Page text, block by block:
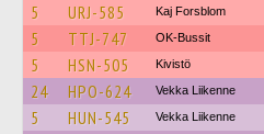
5 URJ-585 Kaj Forsblom
5 TTJ-747 OK-Bussit
5 HSN-505 Kivistö
24 HPO-624 Vekka Liikenne
5 HUN-545 Vekka Liikenne